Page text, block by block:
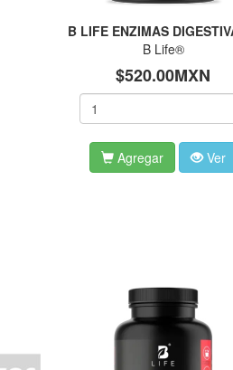
B LIFE ENZIMAS
B Life®
$520.00MXN
Agregar Ver